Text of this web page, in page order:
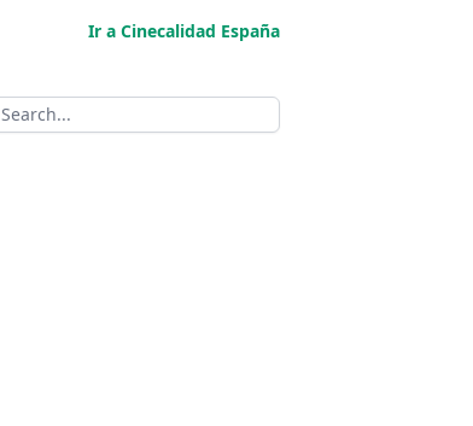
Ir a Cinecalidad España